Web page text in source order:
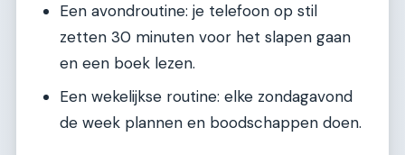
Een avondroutine: je telefoon op stil
zetten 30 minuten voor het slapen gaan
en een boek lezen.
Een wekelijkse routine: elke zondagavond
de week plannen en boodschappen doen.